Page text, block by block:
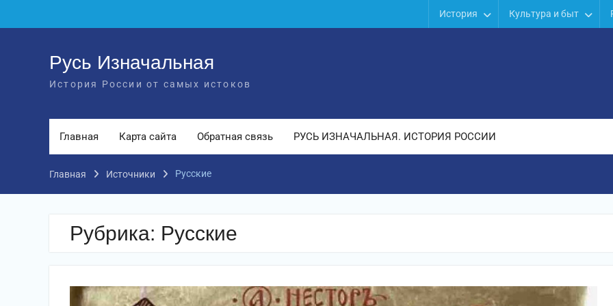
История Культура и быт
Русь Изначальная
История России от самых истоков
Главная Карта сайта Обратная связь РУСЬ ИЗНАЧАЛЬНАЯ. ИСТОРИЯ РОССИИ
Главная Источники Русские
Рубрика: Русские